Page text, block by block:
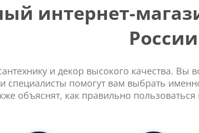
интернет-
России
и декор высокого качества.
специалисты помогут вам выбрать
объяснят, как правильно